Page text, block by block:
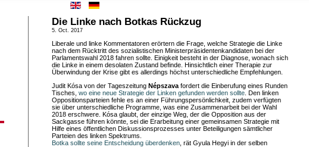
Die Linke nach Botkas Rückzug
5. Oct. 2017
Liberale und linke Kommentatoren erörtern die Frage, welche Strategie die Linke
nach dem Rücktritt des sozialistischen Ministerpräsidentenkandidaten bei der
Parlamentswahl 2018 fahren sollte. Einigkeit besteht in der Diagnose, wonach sich
die Linke in einem desolaten Zustand befinde. Hinsichtlich einer Therapie zur
Überwindung der Krise gibt es allerdings höchst unterschiedliche Empfehlungen.
Judit Kósa von der Tageszeitung Népszava fordert die Einberufung eines Runden
Tisches, wo eine neue Strategie der Linken gefunden werden sollte . Den linken
Oppositionsparteien fehle es an einer Führungspersönlichkeit, zudem verfügten
sie über unterschiedliche Programme, was eine Zusammenarbeit bei der Wahl
2018 erschwere. Kósa glaubt, der einzige Weg, der die Opposition aus der
Sackgasse führen könnte, sei die Erarbeitung einer gemeinsamen Strategie mit
Hilfe eines öffentlichen Diskussionsprozesses unter Beteiligungen sämtlicher
Parteien des linken Spektrums.
Botka sollte seine Entscheidung überdenken , rät Gyula Hegyi in der selben